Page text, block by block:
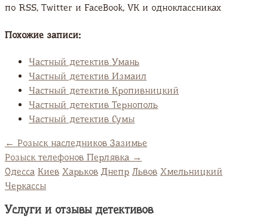
по RSS, Twitter и FaсeBook, VK и одноклассниках
Похожие записи:
Частный детектив Умань
Частный детектив Измаил
Частный детектив Кропивницкий
Частный детектив Тернополь
Частный детектив Сумы
← Розыск наследников Зазимье
Розыск телефонов Перлявка →
Одесса Киев Харьков Днепр Львов Хмельницкий
Черкассы
Услуги и отзывы детективов